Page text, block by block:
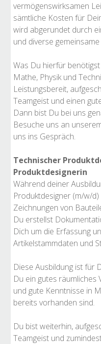
vermögenswirksamen
sämtliche Kosten für
wird abgerundet durch
und diverse
Was Du hierfür
Mathe, Physik und
Leistungsbereit,
Teamgeist und einen
Dann bist Du bei uns
Besuche uns an
uns ins Gespräch.
Technischer
Produktdesignerin
Während deiner
Produktdesigner (m/w/
Zeichnungen von
Du erstellst
Dich um die Erfassung
Artikelstammdaten und
Diese Ausbildung ist für
Du ein gutes
und gute Kenntnisse in
bereits vorhanden sind.
Du bist weiterhin,
Teamgeist und